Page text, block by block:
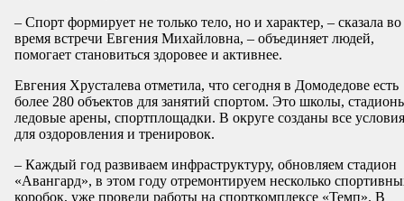
– Спорт формирует не только тело, но и характер, – сказала во
время встречи Евгения Михайловна, – объединяет людей,
помогает становиться здоровее и активнее.
Евгения Хрусталева отметила, что сегодня в Домодедове есть
более 280 объектов для занятий спортом. Это школы,
ледовые арены, спортплощадки. В округе созданы все условия
для оздоровления и тренировок.
– Каждый год развиваем инфраструктуру, обновляем стадион
«Авангард», в этом году отремонтируем несколько
коробок, уже провели работы на спорткомплексе «Темп». В